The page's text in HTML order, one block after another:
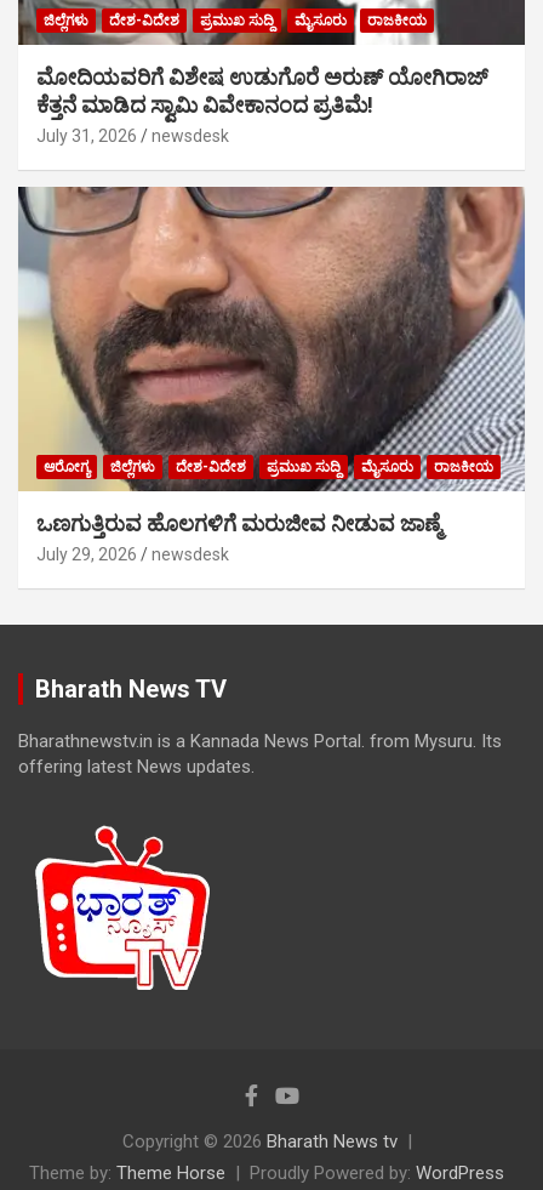
ಜಿಲ್ಲೆಗಳು ದೇಶ-ವಿದೇಶ ಪ್ರಮುಖ ಸುದ್ದಿ ಮೈಸೂರು ರಾಜಕೀಯ
ಮೋದಿಯವರಿಗೆ ವಿಶೇಷ ಉಡುಗೊರೆ ಅರುಣ್ ಯೋಗಿರಾಜ್
ಕೆತ್ತನೆ ಮಾಡಿದ ಸ್ವಾಮಿ ವಿವೇಕಾನಂದ ಪ್ರತಿಮೆ!
July 31, 2026 newsdesk
ಆರೋಗ್ಯ ಜಿಲ್ಲೆಗಳು ದೇಶ-ವಿದೇಶ ಪ್ರಮುಖ ಸುದ್ದಿ ಮೈಸೂರು ರಾಜಕೀಯ
ಒಣಗುತ್ತಿರುವ ಹೊಲಗಳಿಗೆ ಮರುಜೀವ ನೀಡುವ ಜಾಣ್ಮೆ
July 29, 2026 newsdesk
Bharath News TV
Bharathnewstv.in is a Kannada News Portal. from Mysuru. Its
offering latest News updates.
Copyright © 2026 Bharath News tv
Theme by: Theme Horse Proudly Powered by: WordPress